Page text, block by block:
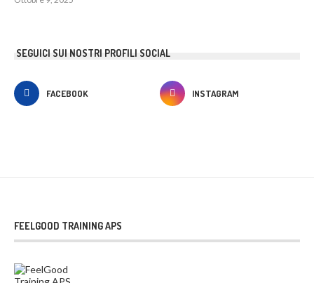
SEGUICI SUI NOSTRI PROFILI SOCIAL
FACEBOOK INSTAGRAM
FEELGOOD TRAINING APS